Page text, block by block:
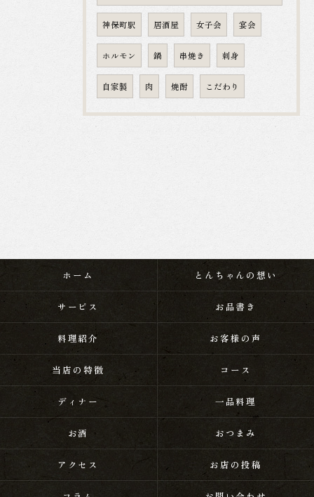
神保町駅 居酒屋 女子会 宴会
ホルモン 鍋 串焼き 刺身
自家製 肉 焼酎 こだわり
ホーム とんちゃんの想い
サービス お品書き
料理紹介 お客様の声
当店の特徴 コース
ディナー 一品料理
お酒 おつまみ
アクセス お店の投稿